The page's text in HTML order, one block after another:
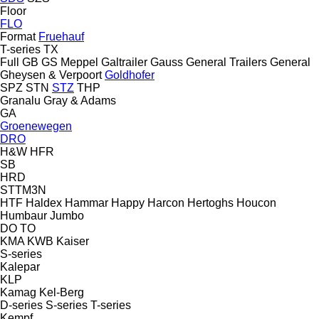
Floor
FLO
Format Fruehauf
T-series TX
Full
GB GS Meppel Galtrailer Gauss General Trailers General
Gheysen & Verpoort Goldhofer
SPZ STN STZ THP
Granalu Gray & Adams
GA
Groenewegen
DRO
H&W HFR
SB
HRD
STTM3N
HTF Haldex Hammar Happy Harcon Hertoghs Houcon
Humbaur Jumbo
DO TO
KMA KWB Kaiser
S-series
Kalepar
KLP
Kamag Kel-Berg
D-series S-series T-series